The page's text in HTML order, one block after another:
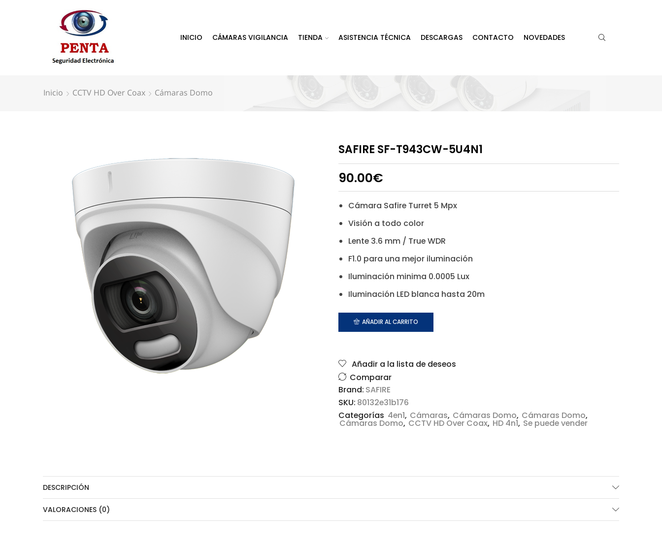
INICIO CÁMARAS VIGILANCIA TIENDA ASISTENCIA TÉCNICA DESCARGAS CONTACTO NOVEDADES
Inicio CCTV HD Over Coax Cámaras Domo
SAFIRE SF-T943CW-5U4N1
90.00€
Cámara Safire Turret 5 Mpx
Visión a todo color
Lente 3.6 mm / True WDR
F1.0 para una mejor iluminación
Iluminación minima 0.0005 Lux
Iluminación LED blanca hasta 20m
AÑADIR AL CARRITO
Añadir a la lista de deseos
Comparar
Brand: SAFIRE
SKU: 80132e31b176
Categorías 4en1, Cámaras, Cámaras Domo, Cámaras Domo,
Cámaras Domo, CCTV HD Over Coax, HD 4n1, Se puede vender
DESCRIPCIÓN
VALORACIONES (0)